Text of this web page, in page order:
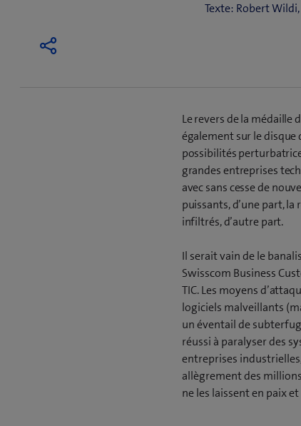
Texte: Robert
Le revers de la médaille
également sur le
possibilités
grandes entreprises
avec sans cesse de
puissants, d’une part,
infiltrés, d’autre part.
Il serait vain de le
Swisscom Business
TIC. Les moyens
logiciels malveillants
un éventail de
réussi à paralyser des
entreprises
allègrement des
ne les laissent en paix